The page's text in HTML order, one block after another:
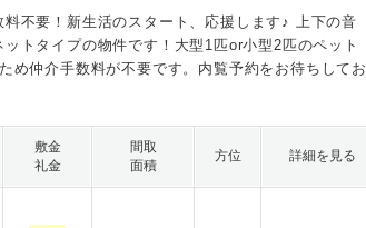
不要！新生活のスタート、応援します♪ 上下の音
トタイプの物件です！大型1匹or小型2匹のペット
め仲介手数料が不要です。内覧予約をお待ちしてお
敷金
礼金
間取
面積
方位 詳細を見る